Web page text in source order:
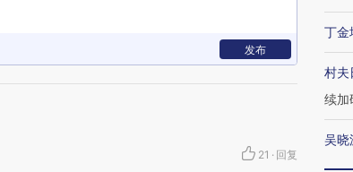
发布
21 · 回复
丁金
村夫
续加
吴晓